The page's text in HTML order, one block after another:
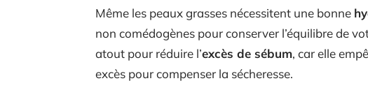
Même les peaux grasses nécessitent une bonne
non comédogènes pour conserver l’équilibre de
atout pour réduire l’excès de sébum, car elle
excès pour compenser la sécheresse.